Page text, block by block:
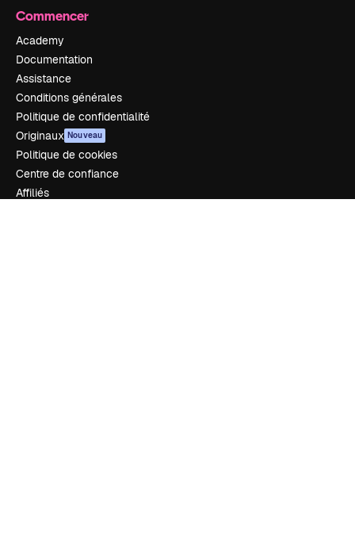
Commencer
Academy
Documentation
Assistance
Conditions générales
Politique de confidentialité
Originaux Nouveau
Politique de cookies
Centre de confiance
Affiliés